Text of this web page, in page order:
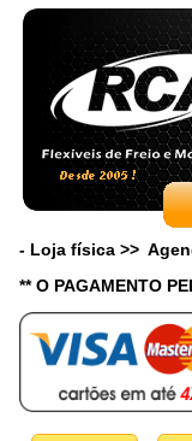
- Loja física >>
** O PAGAMENTO